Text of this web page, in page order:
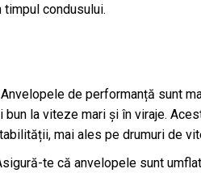
condusului.
Anvelopele de performanță sunt
la viteze mari și în viraje.
mai ales pe drumuri de
te că anvelopele sunt